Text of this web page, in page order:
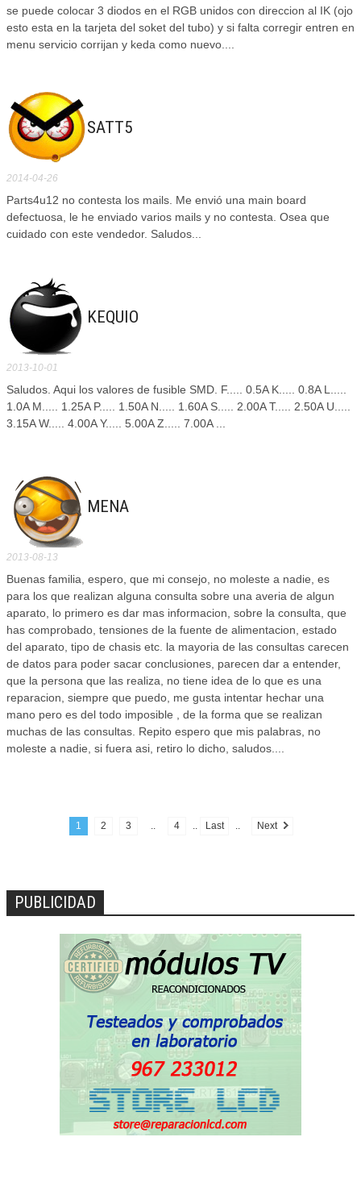
se puede colocar 3 diodos en el RGB unidos con direccion al IK (ojo
esto esta en la tarjeta del soket del tubo) y si falta corregir entren en
menu servicio corrijan y keda como nuevo....
SATT5
2014-04-26
Parts4u12 no contesta los mails. Me envió una main board
defectuosa, le he enviado varios mails y no contesta. Osea que
cuidado con este vendedor. Saludos...
KEQUIO
2013-10-01
Saludos. Aqui los valores de fusible SMD. F..... 0.5A K..... 0.8A L.....
1.0A M..... 1.25A P..... 1.50A N..... 1.60A S..... 2.00A T..... 2.50A U.....
3.15A W..... 4.00A Y..... 5.00A Z..... 7.00A ...
MENA
2013-08-13
Buenas familia, espero, que mi consejo, no moleste a nadie, es
para los que realizan alguna consulta sobre una averia de algun
aparato, lo primero es dar mas informacion, sobre la consulta, que
has comprobado, tensiones de la fuente de alimentacion, estado
del aparato, tipo de chasis etc. la mayoria de las consultas carecen
de datos para poder sacar conclusiones, parecen dar a entender,
que la persona que las realiza, no tiene idea de lo que es una
reparacion, siempre que puedo, me gusta intentar hechar una
mano pero es del todo imposible , de la forma que se realizan
muchas de las consultas. Repito espero que mis palabras, no
moleste a nadie, si fuera asi, retiro lo dicho, saludos....
1 2 3 .. 4 .. Last .. Next
PUBLICIDAD